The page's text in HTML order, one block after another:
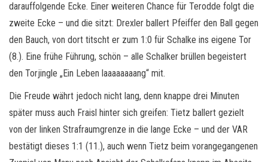
darauffolgende Ecke. Einer weiteren Chance für Terodde folgt die
zweite Ecke – und die sitzt: Drexler ballert Pfeiffer den Ball gegen
den Bauch, von dort titscht er zum 1:0 für Schalke ins eigene Tor
(8.). Eine frühe Führung, schön – alle Schalker brüllen begeistert
den Torjingle „Ein Leben laaaaaaaang“ mit.
Die Freude währt jedoch nicht lang, denn knappe drei Minuten
später muss auch Fraisl hinter sich greifen: Tietz ballert gezielt
von der linken Strafraumgrenze in die lange Ecke – und der VAR
bestätigt dieses 1:1 (11.), auch wenn Tietz beim vorangegangenen